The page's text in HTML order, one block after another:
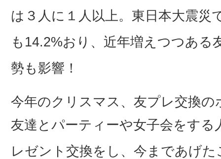
は３人に１人以上。東日本大震災
も14.2%おり、近年増えつつある
勢も影響！
今年のクリスマス、友プレ交換の
友達とパーティーや女子会をす
レゼント交換をし、今まであげ